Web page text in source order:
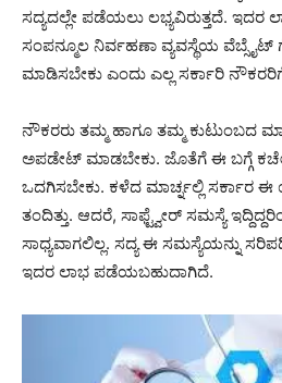
ಸದ್ಯದಲ್ಲೇ ಪಡೆಯಲು ಲಭ್ಯವಿರುತ್ತದೆ.
ಸಂಪನ್ಮೂಲ ನಿರ್ವಹಣಾ ವ್ಯವಸ್ಥೆಯ
ಮಾಡಿಸಬೇಕು ಎಂದು ಎಲ್ಲ ಸರ್ಕಾರಿ
ನೌಕರರು ತಮ್ಮ ಹಾಗೂ ತಮ್ಮ ಕುಟುಂಬದ
ಅಪಡೇಟ್ ಮಾಡಬೇಕು. ಜೊತೆಗೆ ಈ ಬಗ್ಗೆ
ಒದಗಿಸಬೇಕು. ಕಳೆದ ಮಾರ್ಚ್ನಲ್ಲಿ ಸರ್ಕಾರ
ತಂದಿತ್ತು. ಆದರೆ, ಸಾಫ್ಟ್ವೇರ್ ಸಮಸ್ಯೆ
ಸಾಧ್ಯವಾಗಲಿಲ್ಲ. ಸದ್ಯ ಈ ಸಮಸ್ಯೆಯನ್ನು
ಇದರ ಲಾಭ ಪಡೆಯಬಹುದಾಗಿದೆ.